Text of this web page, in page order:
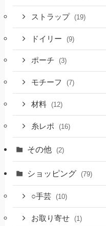
ストラップ (19)
ドイリー (9)
ポーチ (3)
モチーフ (7)
材料 (12)
糸レポ (16)
その他 (2)
ショッピング (79)
○手芸 (10)
お取り寄せ (1)